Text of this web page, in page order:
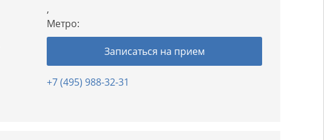
,
Метро:
Записаться на прием
+7 (495) 988-32-31